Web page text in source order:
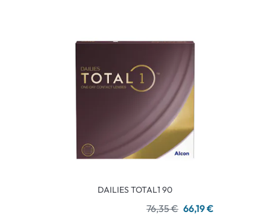
DAILIES TOTAL1 90
76,35 € 66,19 €